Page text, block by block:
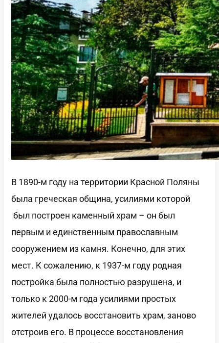
В 1890-м году на территории Красной Поляны
была греческая община, усилиями которой
был построен каменный храм – он был
первым и единственным православным
сооружением из камня. Конечно, для этих
мест. К сожалению, к 1937-м году родная
постройка была полностью разрушена, и
только к 2000-м года усилиями простых
жителей удалось восстановить храм, заново
отстроив его. В процессе восстановления